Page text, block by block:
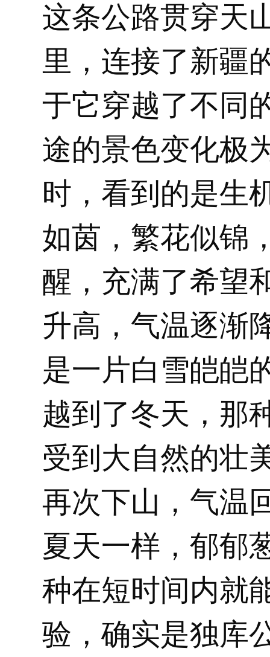
这条公路贯穿天
里，连接了新疆
于它穿越了不同
途的景色变化极
时，看到的是生
如茵，繁花似锦
醒，充满了希望
升高，气温逐渐
是一片白雪皑皑
越到了冬天，那
受到大自然的壮
再次下山，气温
夏天一样，郁郁
种在短时间内就
验，确实是独库